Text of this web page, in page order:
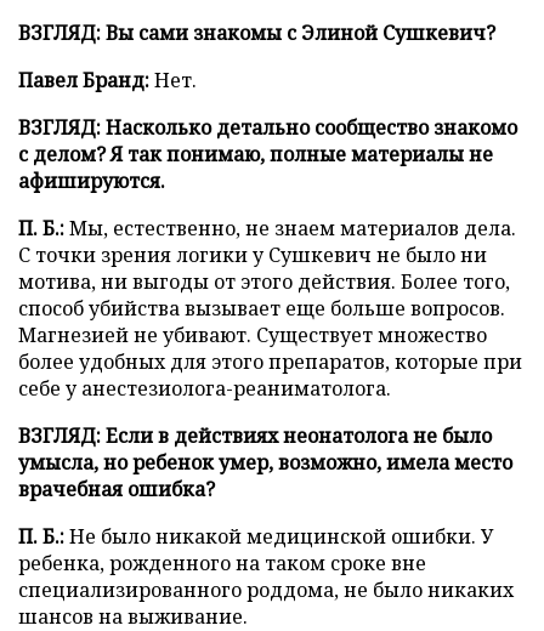
ВЗГЛЯД: Вы сами знакомы с Элиной Сушкевич?
Павел Бранд:Нет.
ВЗГЛЯД:Насколько детально сообщество знакомо
с делом? Я так понимаю, полные материалы не
афишируются.
П. Б.:Мы, естественно, не знаем материалов дела.
С точки зрения логики у Сушкевич не было ни
мотива, ни выгоды от этого действия. Более того,
способ убийства вызывает еще больше вопросов.
Магнезией не убивают. Существует множество
более удобных для этого препаратов, которые при
себе у анестезиолога-реаниматолога.
ВЗГЛЯД: Если в действиях неонатолога не было
умысла, но ребенок умер, возможно, имела место
врачебная ошибка?
П. Б.:Не было никакой медицинской ошибки. У
ребенка, рожденного на таком сроке вне
специализированного роддома, не было никаких
шансов на выживание.